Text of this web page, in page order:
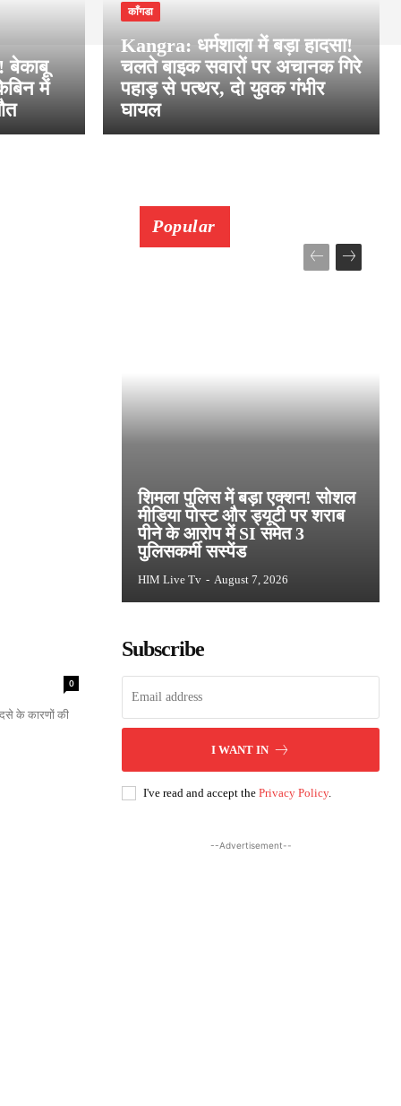
बेकाबू
में
काँगडा
Kangra: धर्मशाला में बड़ा हादसा!
चलते बाइक सवारों पर अचानक गिरे
पहाड़ से पत्थर, दो युवक गंभीर
घायल
0
के कारणों की
Popular
शिमला पुलिस में बड़ा एक्शन! सोशल
मीडिया पोस्ट और ड्यूटी पर शराब
पीने के आरोप में SI समेत 3
पुलिसकर्मी सस्पेंड
HIM Live Tv - August 7, 2026
Subscribe
I WANT IN
I've read and accept the Privacy Policy.
--Advertisement--